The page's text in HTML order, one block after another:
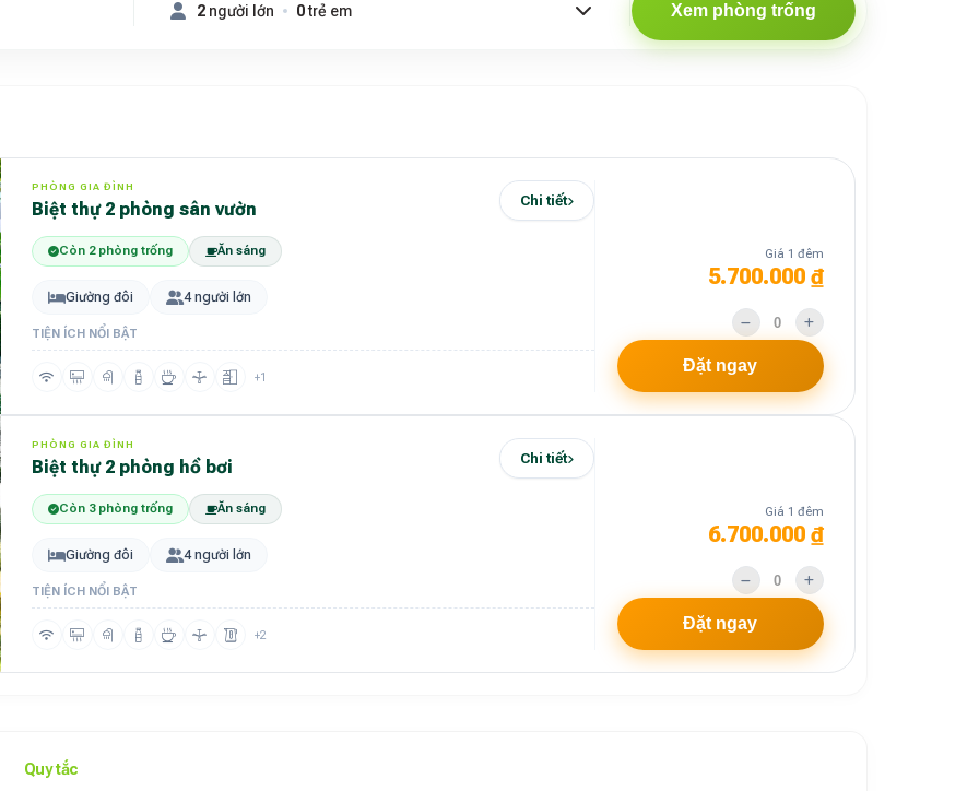
2 người lớn 0trẻ em Xem phòng trống
PHÒNG GIA ĐÌNH
Biệt thự 2 phòng sân vườn Chi tiết
Còn 2 phòng trống Ăn sáng
Giường đôi 4 người lớn
TIỆN ÍCH NỔI BẬT
+1
Giá 1 đêm
5.700.000 ₫
Đặt ngay
PHÒNG GIA ĐÌNH
Biệt thự 2 phòng hồ bơi Chi tiết
Còn 3 phòng trống Ăn sáng
Giường đôi 4 người lớn
TIỆN ÍCH NỔI BẬT
+2
Giá 1 đêm
6.700.000 ₫
Đặt ngay
Quy tắc